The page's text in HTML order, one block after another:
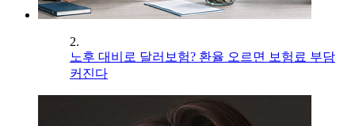
2.
노후 대비로 달러보험? 환율 오르면 보험료 부담
커진다